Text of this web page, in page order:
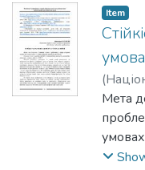
Item
(
Мета